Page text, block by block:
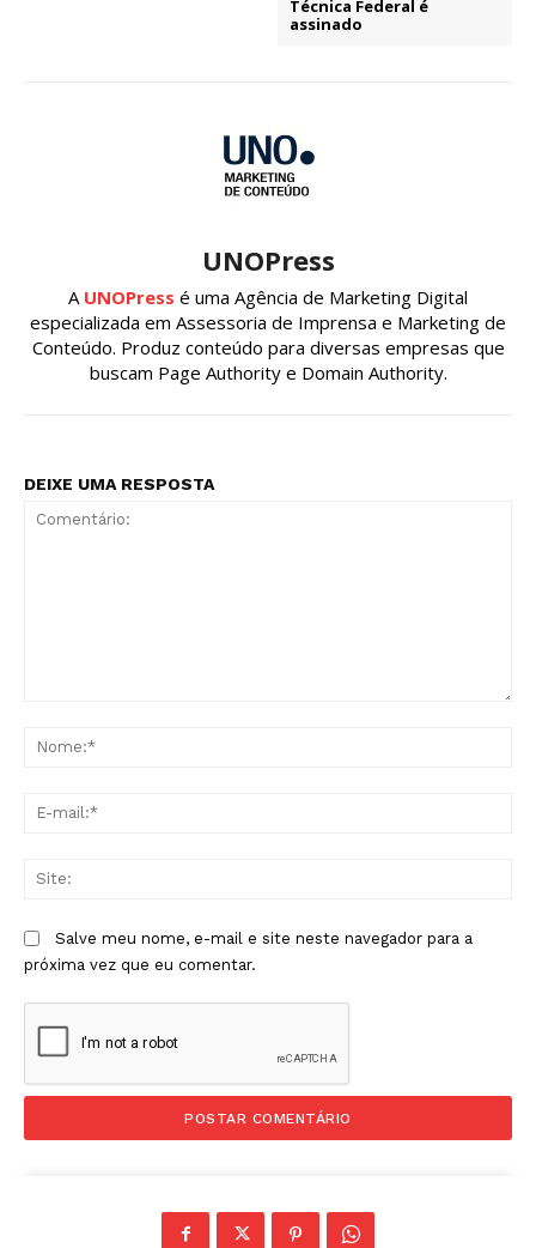
Técnica Federal é
assinado
UNOPress
A UNOPress é uma Agência de Marketing Digital
especializada em Assessoria de Imprensa e Marketing de
Conteúdo. Produz conteúdo para diversas empresas que
buscam Page Authority e Domain Authority.
DEIXE UMA RESPOSTA
Salve meu nome, e-mail e site neste navegador para a
próxima vez que eu comentar.